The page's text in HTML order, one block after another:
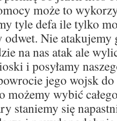
może to
tyle defa ile tylko
Nie atakujemy
na nas atak ale
i posyłamy
jego wojsk
możemy wybić
staniemy się